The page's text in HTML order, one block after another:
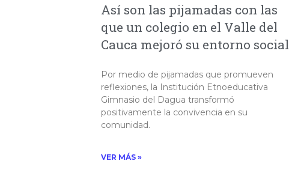
Así son las pijamadas con las
que un colegio en el Valle del
Cauca mejoró su entorno social
Por medio de pijamadas que promueven
reflexiones, la Institución Etnoeducativa
Gimnasio del Dagua transformó
positivamente la convivencia en su
comunidad.
VER MÁS »